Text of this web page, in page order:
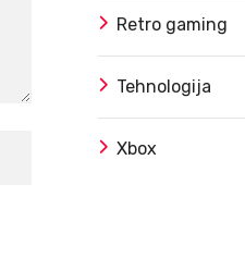
Retro gaming
Tehnologija
Xbox